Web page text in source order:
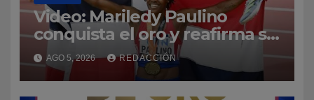
Video: Mariledy Paulino
conquista el oro y reafirma su
dominio en el atletismo
AGO 5, 2026 REDACCIÓN